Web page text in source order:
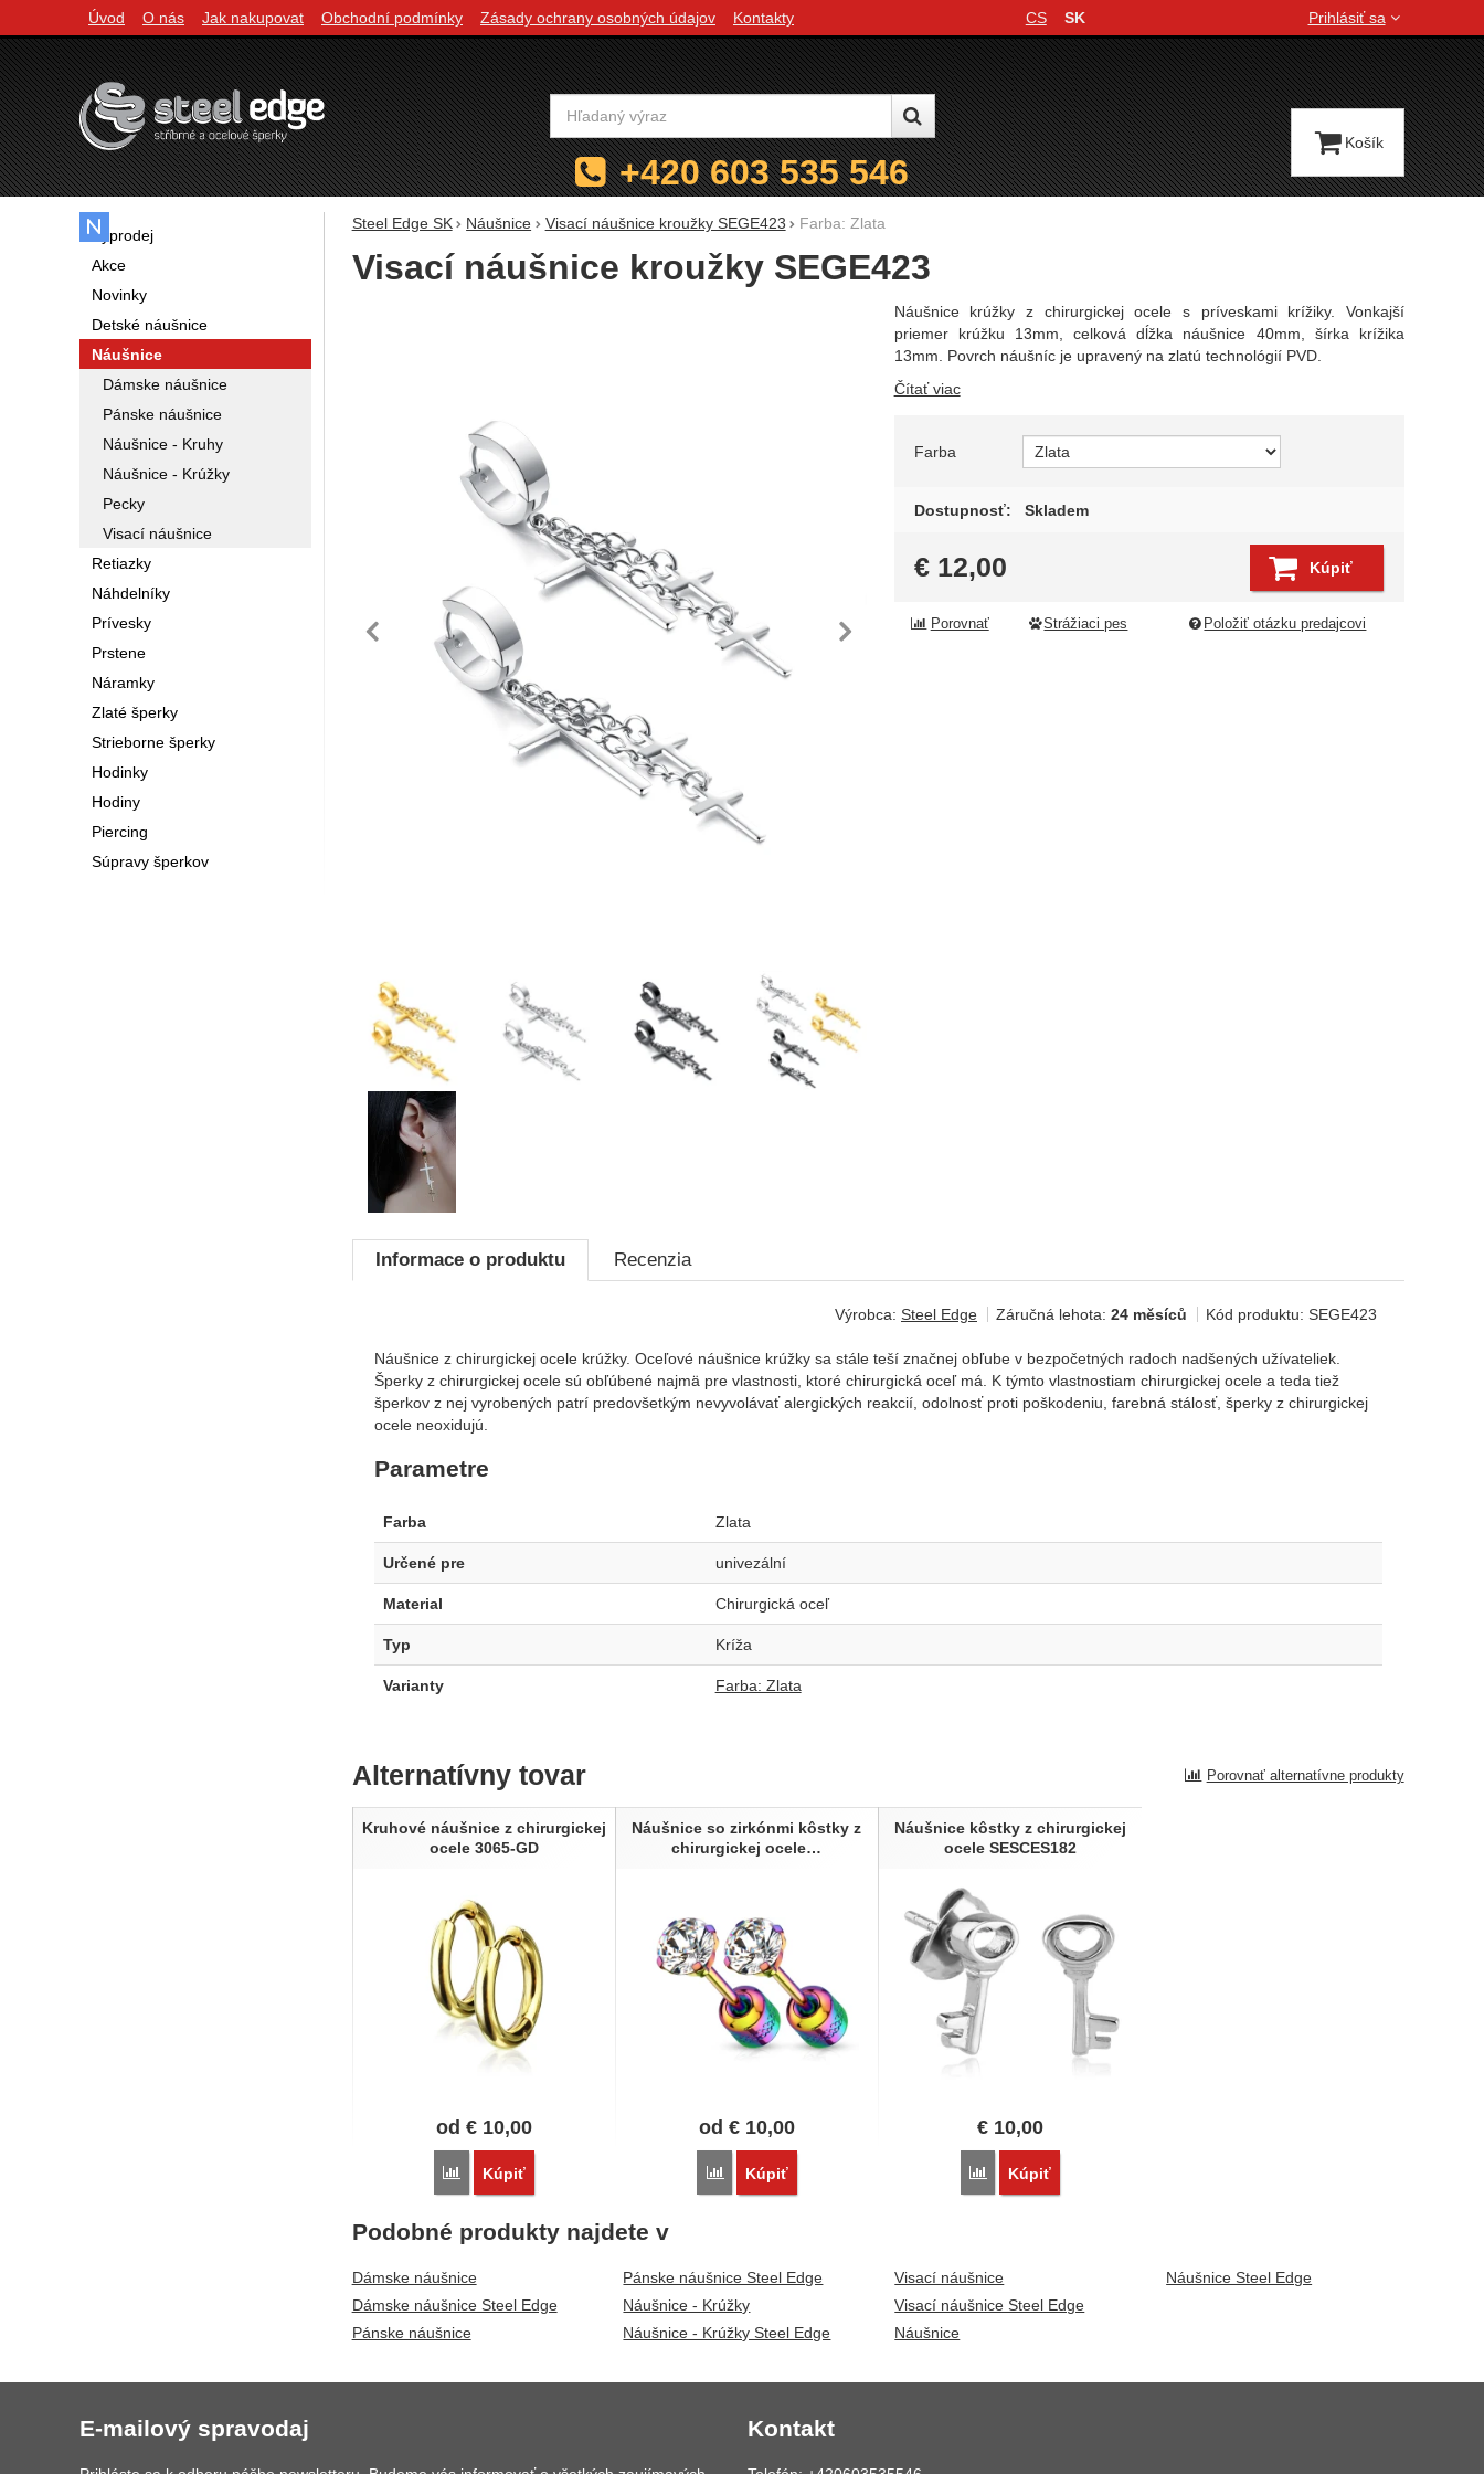
Steel Edge SK Náušnice Visací náušnice kroužky SEGE423 Farba: Zlata
Visací náušnice kroužky SEGE423
predchádzajúca nasledujúci
Fotografie
Náušnice krúžky z chirurgickej ocele s príveskami krížiky. Vonkajší
priemer krúžku 13mm, celková dĺžka náušnice 40mm, šírka krížika
13mm. Povrch náušníc je upravený na zlatú technológií PVD.
Čítať viac
Zvoľte variant
Farba
Dostupnosť: Skladem
€ 12,00 Kúpiť
Porovnať Strážiaci pes Položiť otázku predajcovi
Informace o produktu Recenzia
Výrobca: Steel Edge Záručná lehota: 24 měsíců Kód produktu: SEGE423
Náušnice z chirurgickej ocele krúžky. Oceľové náušnice krúžky sa stále teší značnej obľube v bezpočetných radoch nadšených užívateliek.
Šperky z chirurgickej ocele sú obľúbené najmä pre vlastnosti, ktoré chirurgická oceľ má. K týmto vlastnostiam chirurgickej ocele a teda tiež
šperkov z nej vyrobených patrí predovšetkým nevyvolávať alergických reakcií, odolnosť proti poškodeniu, farebná stálosť, šperky z chirurgickej
ocele neoxidujú.
Parametre
Farba Zlata
Určené pre univezální
Material Chirurgická oceľ
Typ Kríža
Varianty Farba: Zlata
Alternatívny tovar Porovnať alternatívne produkty
Kruhové náušnice z chirurgickej
ocele 3065-GD
od €10,00
Porovnať
Kúpiť
Náušnice so zirkónmi kôstky z
chirurgickej ocele…
od€ 10,00
Porovnať
Kúpiť
Náušnice kôstky z chirurgickej
ocele SESCES182
€10,00
Porovnať
Kúpiť
Podobné produkty najdete v
Dámske náušnice
Dámske náušnice Steel Edge
Pánske náušnice
Pánske náušnice Steel Edge
Náušnice - Krúžky
Náušnice - Krúžky Steel Edge
Visací náušnice
Visací náušnice Steel Edge
Náušnice
Náušnice Steel Edge
Výprodej
Akce
Novinky
Detské náušnice
Náušnice
Dámske náušnice
Pánske náušnice
Náušnice - Kruhy
Náušnice - Krúžky
Pecky
Visací náušnice
Retiazky
Náhdelníky
Prívesky
Prstene
Náramky
Zlaté šperky
Strieborne šperky
Hodinky
Hodiny
Piercing
Súpravy šperkov
Navigácia
Úvod O nás Jak nakupovat Obchodní podmínky Zásady ochrany osobných údajov Kontakty
Jazyková verzia
CS SK Prihlásiť sa
Vyhľadávanie
+420 603 535 546
Košík
E-mailový spravodaj Kontakt